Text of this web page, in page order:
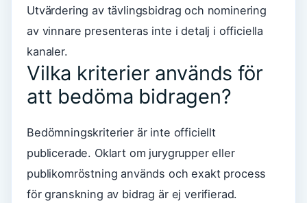
Utvärdering av tävlingsbidrag och nominering
av vinnare presenteras inte i detalj i officiella
kanaler.
Vilka kriterier används för
att bedöma bidragen?
Bedömningskriterier är inte officiellt
publicerade. Oklart om jurygrupper eller
publikomröstning används och exakt process
för granskning av bidrag är ej verifierad.